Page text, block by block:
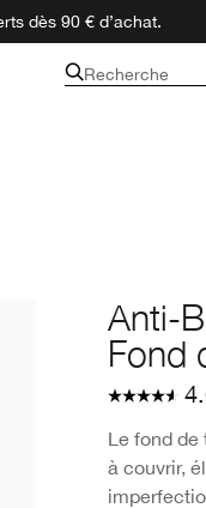
dès 90 € d’achat.
Recherche
Anti-
Fond
Le fond de
à couvrir,